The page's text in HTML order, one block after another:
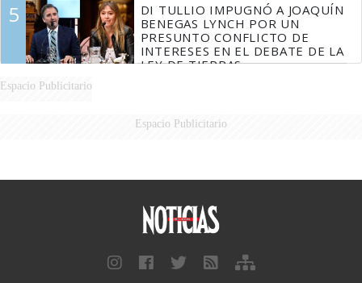
5
DI TULLIO IMPUGNÓ A JOAQUÍN
BENEGAS LYNCH POR UN
PRESUNTO CONFLICTO DE
INTERESES EN EL DEBATE DE LA
LEY DE TIERRAS
Espacio Publicitario
Espacio Publicitario